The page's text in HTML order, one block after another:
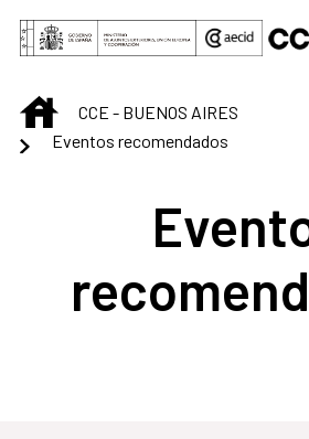
Saltar al contenido principal
INICIOCCE - BUENOS AIRES
Eventos recomendados